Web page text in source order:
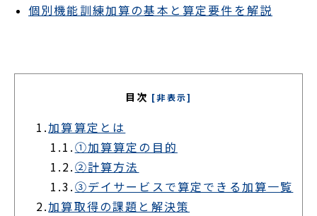
いでしょうか。 この記事では、LIFEの基
個別機能訓練加算の基本と算定要件を解説
目次 [非表示]
1.加算算定とは
1.1.①加算算定の目的
1.2.②計算方法
1.3.③デイサービスで算定できる加算一覧
2.加算取得の課題と解決策